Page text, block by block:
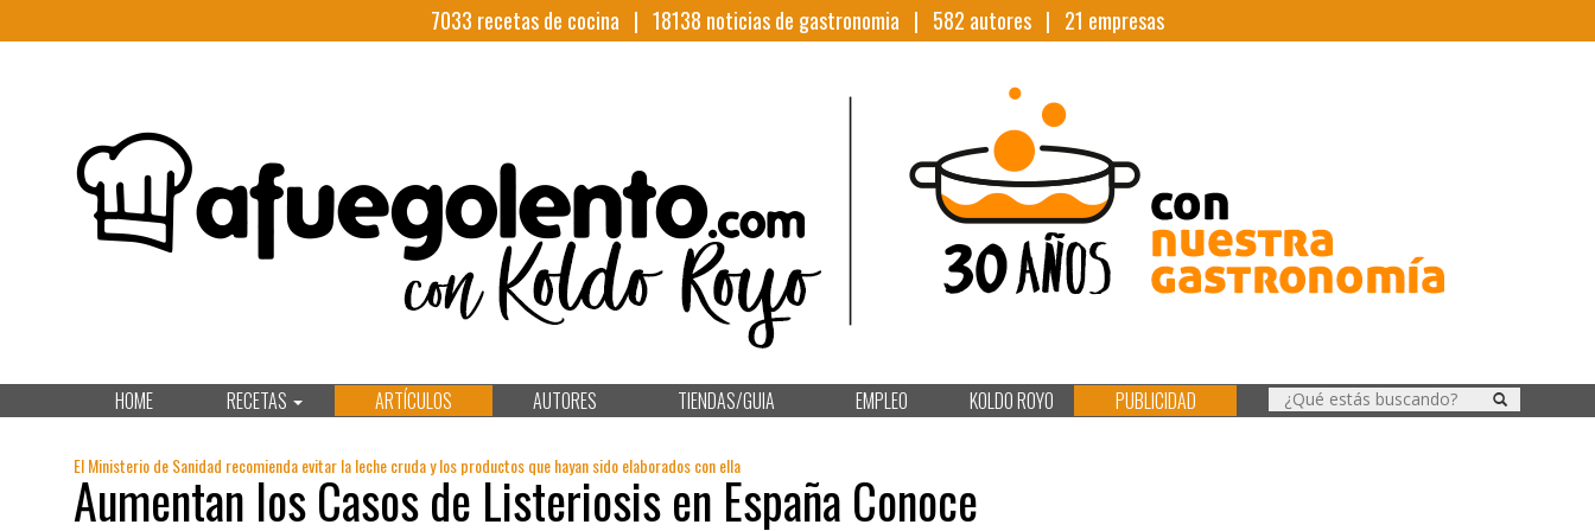
7033 recetas de cocina | 18138 noticias de gastronomia | 582 autores | 21 empresas
HOME RECETAS ARTÍCULOS AUTORES TIENDAS/GUIA EMPLEO KOLDO ROYO PUBLICIDAD
El Ministerio de Sanidad recomienda evitar la leche cruda y los productos que hayan sido elaborados con ella
Aumentan los Casos de Listeriosis en España Conoce